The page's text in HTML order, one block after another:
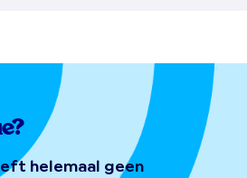
helemaal geen